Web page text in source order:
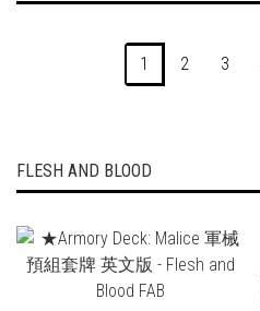
1 2 3
FLESH AND BLOOD